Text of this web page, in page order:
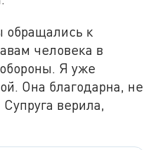
к
человека в
Я уже
Она благодарна, не
верила,